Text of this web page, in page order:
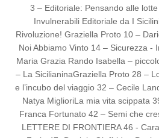
3 – Editoriale: Pensando alle
Invulnerabili Editoriale da I
Rivoluzione! Graziella Proto 10 –
Noi Abbiamo Vinto 14 – Sicurezza -
Maria Grazia Rando Isabella –
– La SicilianinaGraziella Proto 28 –
e l’incubo del viaggio 32 – Cecile
Natya MiglioriLa mia vita scippata
Franca Fortunato 42 – Semi che
LETTERE DI FRONTIERA 46 -